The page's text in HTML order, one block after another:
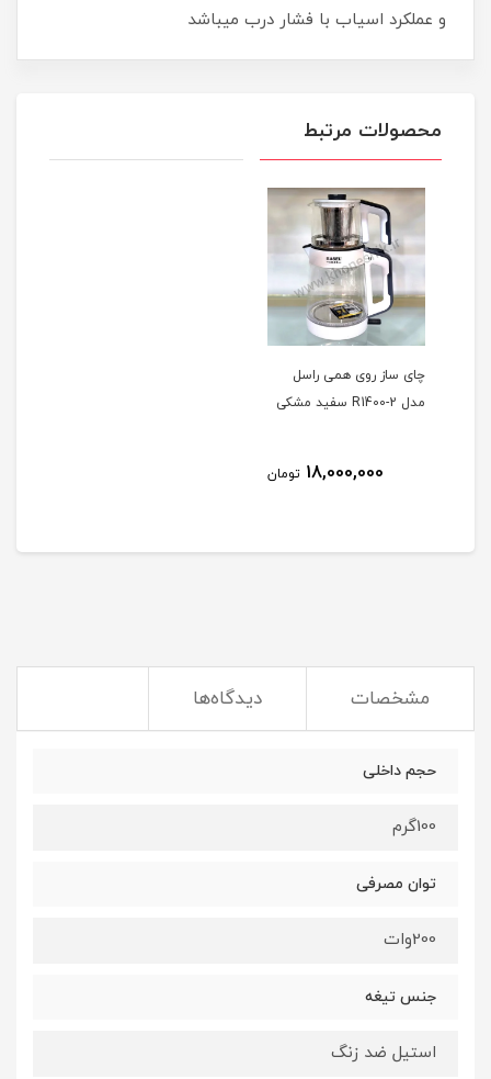
و عملکرد اسیاب با فشار درب میباشد
محصولات مرتبط
چای ساز روی همی راسل
مدل R1400-2 سفید مشکی
18,000,000 تومان
مشخصات دیدگاه‌ها
حجم داخلی
100گرم
توان مصرفی
200وات
جنس تیغه
استیل ضد زنگ